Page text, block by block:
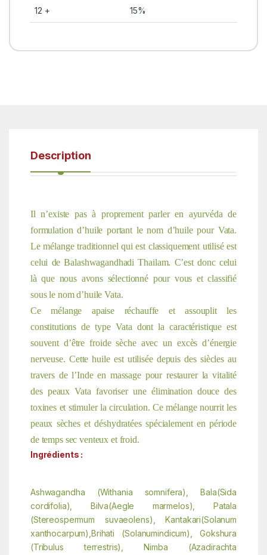
12 + 15%
Description
Il n’existe pas à proprement parler en ayurvéda de
formulation d’huile portant le nom d’huile pour Vata.
Le mélange traditionnel qui est classiquement utilisé est
celui de Balashwagandhadi Thailam. C’est donc celui
là que nous avons sélectionné pour vous et classifié
sous le nom d’huile Vata.
Ce mélange apaise réchauffe et assouplit les
constitutions de type Vata dont la caractéristique est
souvent d’être froide sèche avec un excès d’énergie
nerveuse. Cette huile est utilisée depuis des siècles au
travers de l’Inde en massage pour restaurer la vitalité
des peaux Vata favoriser une élimination douce des
toxines et stimuler la circulation. Ce mélange nourrit les
peaux sèches et déshydratées spécialement en période
de temps sec venteux et froid.
Ingrédients :
Ashwagandha (Withania somnifera), Bala(Sida
cordifolia), Bilva(Aegle marmelos), Patala
(Stereospermum suvaeolens), Kantakari(Solanum
xanthocarpum),Brihati (Solanumindicum), Gokshura
(Tribulus terrestris), Nimba (Azadirachta